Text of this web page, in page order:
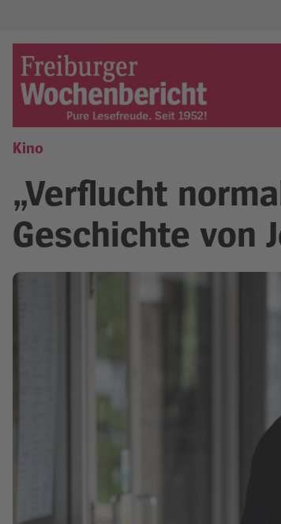
content
Freiburger Wochenbericht
Kino
„Verflucht
Geschichte von